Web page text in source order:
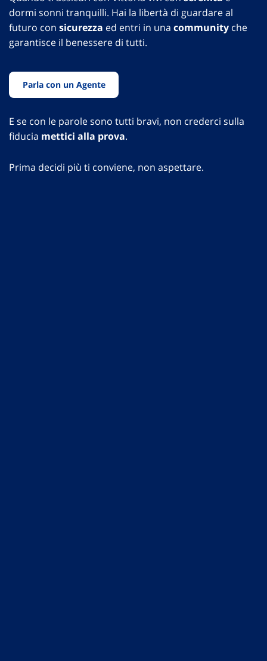
dormi sonni tranquilli. Hai la libertà di guardare al
futuro con sicurezza ed entri in una community che
garantisce il benessere di tutti.
Parla con un Agente
E se con le parole sono tutti bravi, non crederci sulla
fiducia mettici alla prova.
Prima decidi più ti conviene, non aspettare.